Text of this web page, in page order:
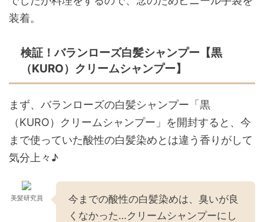
装着。
検証！バランローズ白髪シャンプー【黒
（KURO）クリームシャンプー】
まず、バランローズの白髪シャンプー「黒
（KURO）クリームシャンプー」を開封すると、今
まで使っていた酸性の白髪染めとは違う香りがして
気分上々♪
美髪研究員
今までの酸性の白髪染めは、臭いが良
くなかった…クリームシャンプーにし